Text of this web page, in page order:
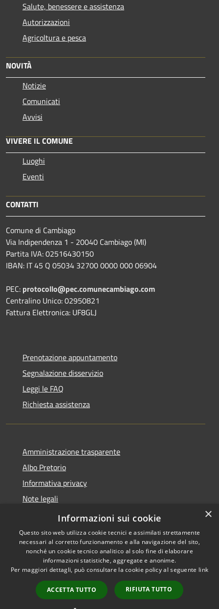
Salute, benessere e assistenza
Autorizzazioni
Agricoltura e pesca
NOVITÀ
Notizie
Comunicati
Avvisi
VIVERE IL COMUNE
Luoghi
Eventi
CONTATTI
Comune di Cambiago
Via Indipendenza 1 - 20040 Cambiago (MI)
Partita IVA: 02516430150
IBAN: IT 45 Q 05034 32700 0000 000 06904
PEC: protocollo@pec.comunecambiago.com
Centralino Unico: 02950821
Fattura Elettronica: UF8GLJ
Prenotazione appuntamento
Segnalazione disservizio
Leggi le FAQ
Richiesta assistenza
Amministrazione trasparente
Albo Pretorio
Informativa privacy
Note legali
Dichiarazione di accessibilità
Accessibilità
Copyright © 2026 • Comune di
Cambiago • Powered by
Municipium•
Accesso
redazione
×
Informazioni sui cookie
Questo sito web utilizza cookie tecnici e assimilati strettamente
necessari al corretto funzionamento e alla navigazione del sito,
nonché un cookie tecnico analitico al solo fine di elaborare
informazioni statistiche, aggregate e anonime.
Per maggiori dettagli, può consultare la cookie policy al seguente link
ACCETTA TUTTO RIFIUTA TUTTO